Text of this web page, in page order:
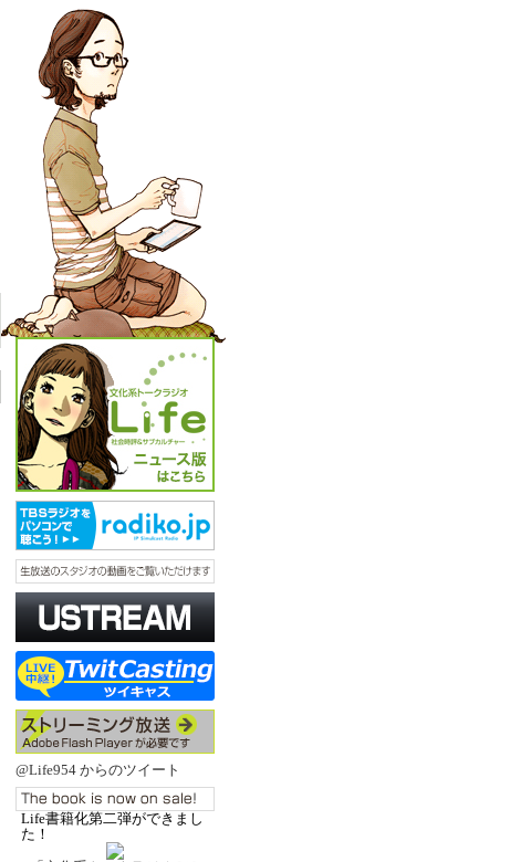
@Life954 からのツイート
Life書籍化第二弾ができまし
た！